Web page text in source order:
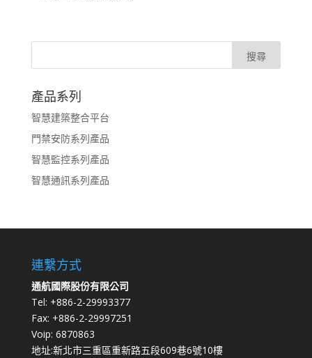
產品系列
智慧建築整合平台
門禁安防系列產品
智慧監控系列產品
智慧通訊系列產品
連繫方式
通航國際股份有限公司
Tel: +886-2-29993377
Fax: +886-2-29997251
Voip: 6870863
地址:新北市三重區重新路五段609巷6號10樓